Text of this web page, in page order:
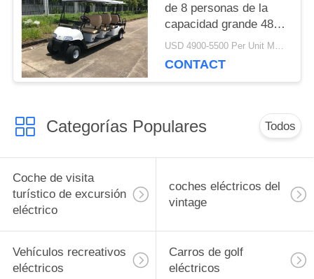
POLÍTICA
DE
de 8 personas de la
capacidad grande 48V
con los asientos de
USD 4900-5500 Per Unit MOQ:2 unidades
CONTACT
Categorías Populares Todos
Coche de visita
turístico de excursión
eléctrico
coches eléctricos del
vintage
Vehículos recreativos
eléctricos
Carros de golf
eléctricos